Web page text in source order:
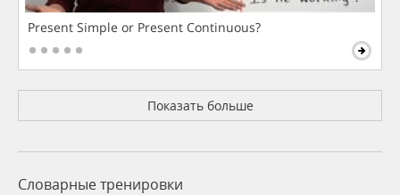
Present Simple or Present Continuous?
Показать больше
Словарные тренировки